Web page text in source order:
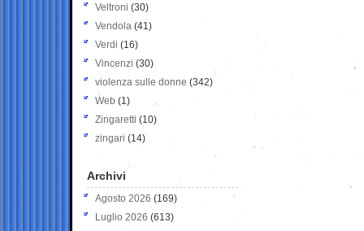
Veltroni (30)
Vendola (41)
Verdi (16)
Vincenzi (30)
violenza sulle donne (342)
Web (1)
Zingaretti (10)
zingari (14)
Archivi
Agosto 2026 (169)
Luglio 2026 (613)